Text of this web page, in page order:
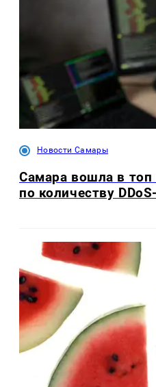
Новости Самары
Самара вошла в
по количеству